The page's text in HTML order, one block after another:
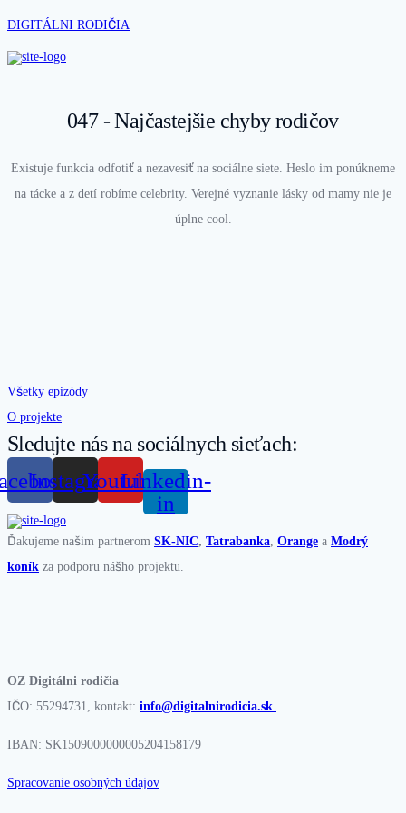
DIGITÁLNI RODIČIA
047 - Najčastejšie chyby rodičov
Existuje funkcia odfotiť a nezavesiť na sociálne siete. Heslo im ponúkneme
na tácke a z detí robíme celebrity. Verejné vyznanie lásky od mamy nie je
úplne cool.
Všetky epizódy
O projekte
Sledujte nás na sociálnych sieťach:
InstagramYoutubeLinkedin-
in
Ďakujeme našim partnerom SK-NIC, Tatrabanka Orange a Modrý
koník za podporu nášho projektu.
OZ Digitálni rodičia
IČO: 55294731, kontakt: info@digitalnirodicia.sk
IBAN: SK1509000000005204158179
Spracovanie osobných údajov